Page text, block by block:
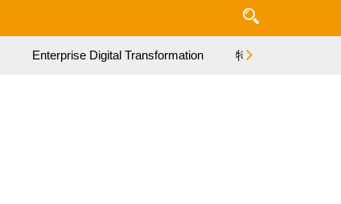
Enterprise Digital Transformation 特集